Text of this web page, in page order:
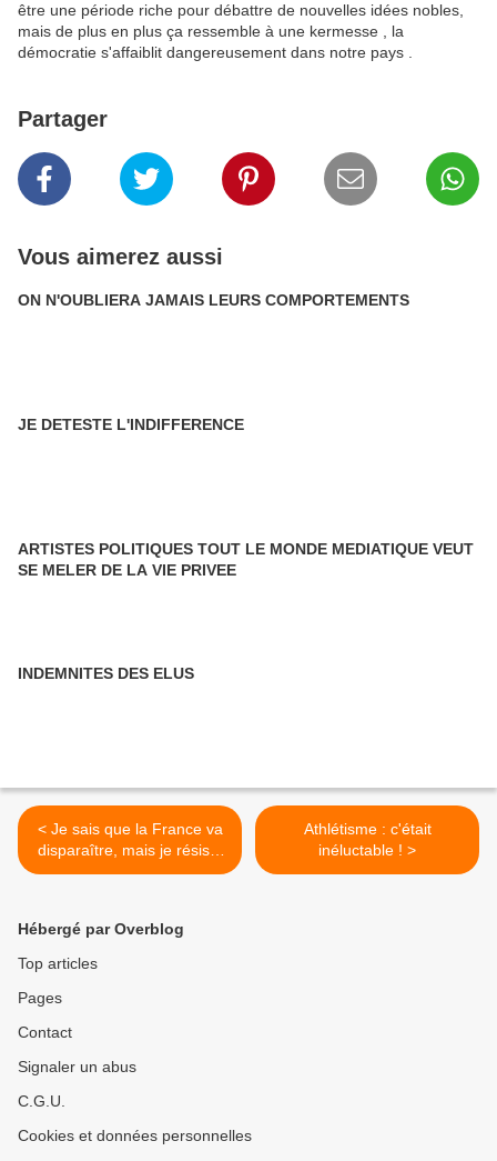
être une période riche pour débattre de nouvelles idées nobles,
mais de plus en plus ça ressemble à une kermesse , la
démocratie s'affaiblit dangereusement dans notre pays .
Partager
Vous aimerez aussi
ON N'OUBLIERA JAMAIS LEURS COMPORTEMENTS
JE DETESTE L'INDIFFERENCE
ARTISTES POLITIQUES TOUT LE MONDE MEDIATIQUE VEUT
SE MELER DE LA VIE PRIVEE
INDEMNITES DES ELUS
< Je sais que la France va
disparaître, mais je résiste
encore un peu
Athlétisme : c'était
inéluctable ! >
Hébergé par Overblog
Top articles
Pages
Contact
Signaler un abus
C.G.U.
Cookies et données personnelles